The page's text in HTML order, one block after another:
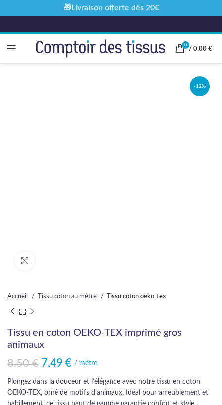
0
/ 0,00 €
-12%
Accueil Tissu coton au mètre Tissu coton oeko-tex
Tissu en coton OEKO-TEX imprimé gros
animaux
8,50€
Le prix initial était : 8,50 €.
7,49 €
Le prix actuel est : 7,49 €./ mètre
Plongez dans la douceur et l’élégance avec notre tissu en coton
OEKO-TEX, orné de motifs d’animaux. Idéal pour ameublement et
habillement, ce tissu haut de gamme garantie confort et style.
🎁Livraison offerte dès 20€